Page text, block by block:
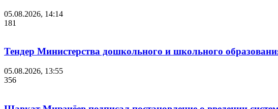
05.08.2026, 14:14
181
Тендер Министерства дошкольного и школьного
05.08.2026, 13:55
356